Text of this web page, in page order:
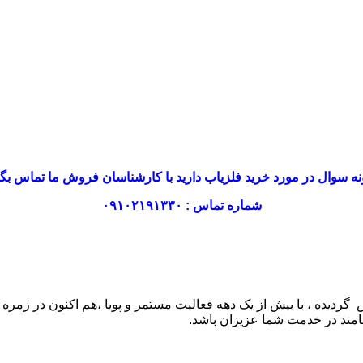
سوال در مورد خرید فلزیاب دارید با کارشناسان فروش ما تماس
شماره تماس : ۰۹۱۰۲۱۹۱۳۳۰
بصورت سهامی خاص تاسیس گردیده ، با بیش از یک دهه فعالیت مستمر و پویا
در خدمت شما عزیزان باشد.